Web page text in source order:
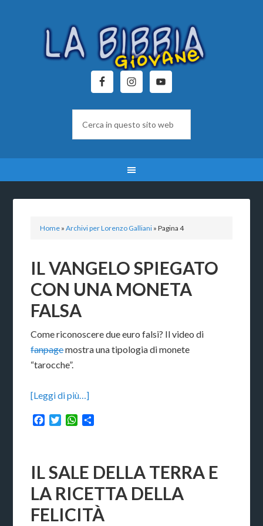
Home »Archivi per Lorenzo Galliani »Pagina 4
IL VANGELO SPIEGATO
CON UNA MONETA
FALSA
Come riconoscere due euro falsi? Il video di
fanpagemostra una tipologia di monete
“tarocche”.
[Leggi di più…]
Facebook
TwitterWhatsApp
IL SALE DELLA TERRA E
LA RICETTA DELLA
FELICITÀ